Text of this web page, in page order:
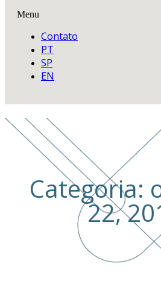
Menu
Contato
PT
SP
EN
Categoria:
22,